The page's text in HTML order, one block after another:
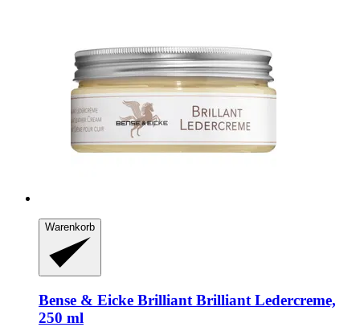
Warenkorb
Bense & Eicke Brilliant Brilliant Ledercreme,
250 ml